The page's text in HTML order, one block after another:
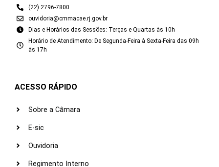
(22) 2796-7800
ouvidoria@cmmacae.rj.gov.br
Dias e Horários das Sessões: Terças e Quartas às 10h
Horário de Atendimento: De Segunda-Feira à Sexta-Feira das 09h
às 17h
ACESSO RÁPIDO
Sobre a Câmara
E-sic
Ouvidoria
Regimento Interno